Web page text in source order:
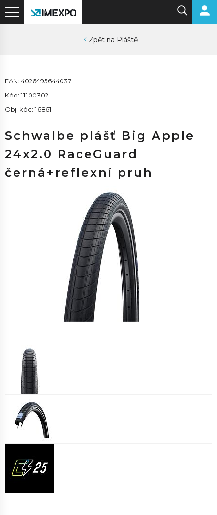
Pláště
EAN: 4026495644037
Kód: 11100302
Obj. kód: 16861
Schwalbe plášť Big Apple
24x2.0 RaceGuard
černá+reflexní pruh